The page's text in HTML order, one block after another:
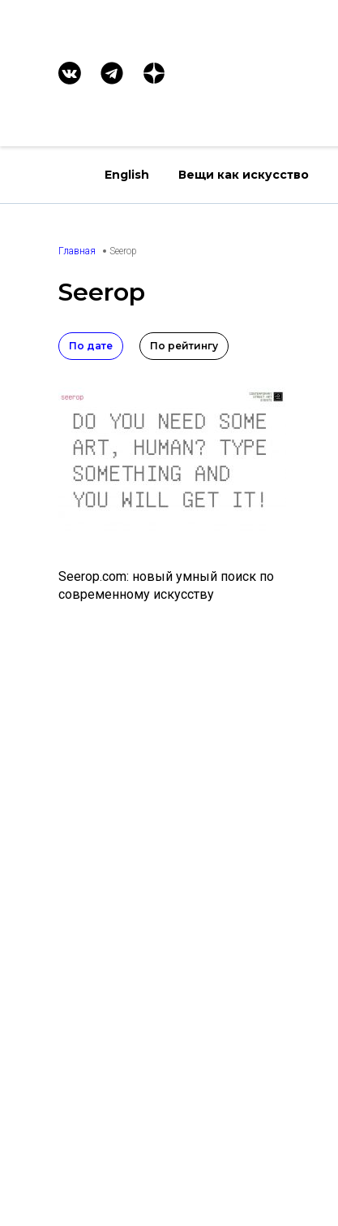
English Вещи как искусство
Главная Seerop
Seerop
По дате По рейтингу
Seerop.com: новый умный поиск по
современному искусству